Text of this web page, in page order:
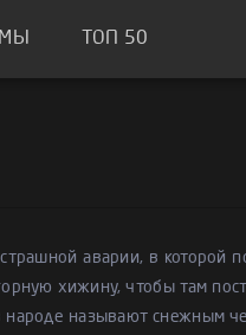
ТОП 50
аварии, в которой
хижину, чтобы там
народе называют снежным